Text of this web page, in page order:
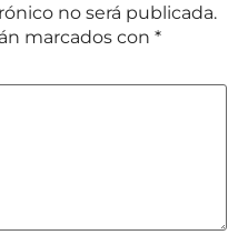
no será publicada.
marcados con *